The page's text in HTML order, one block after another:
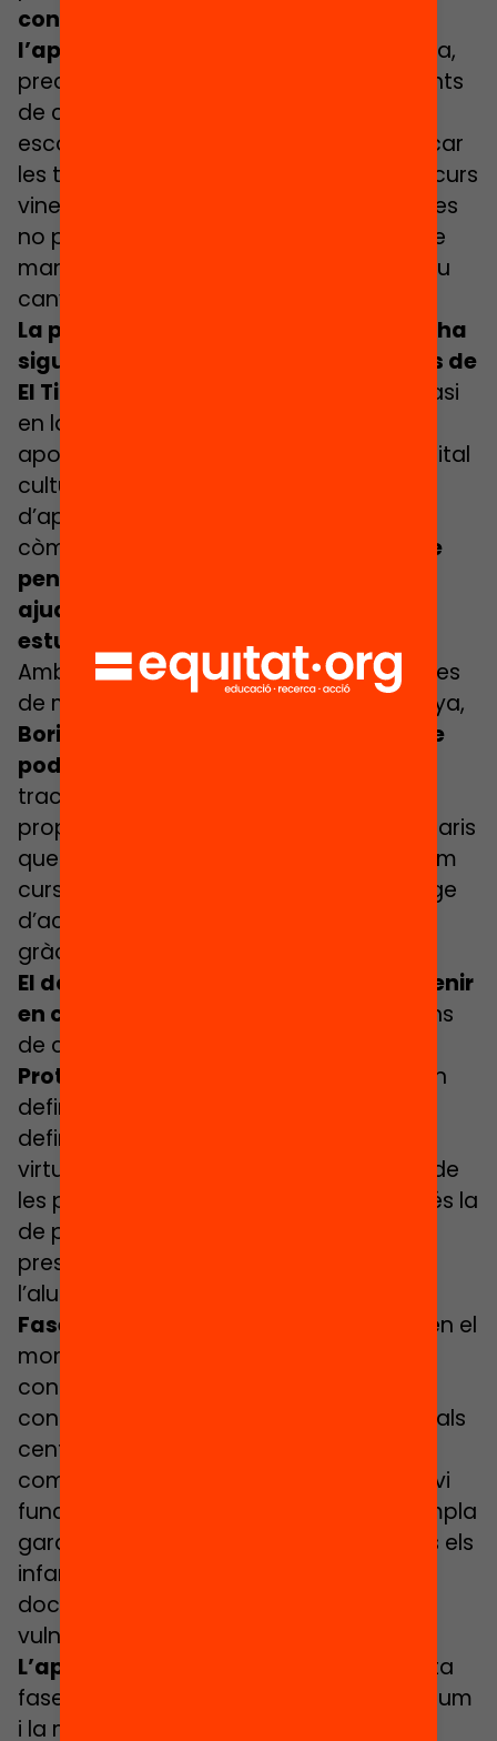
confondre la telepresència amb
l’aprenentatge en línia.
Aquest es basa,
precisament en l’asincronia i els moments
de connexió digital han de servir per
escoltar molt, donar feedback i simplificar
les tasques. Ros proposava, de cara al curs
vinent, pensar en seqüències didàctiques
no presencials i més personalitzables de
manera que es puguin adaptar a un nou
canvi sobtat de modalitat.
La personalització de l’aprenentatge ha
sigut també un aspecte clau en el cas de
El Til·ler.
La seva directora posava èmfasi
en la necessitat de poder-ho fer per
apoderar les famílies segons el seu capital
cultural i poder buscar altres entorns
d’aprenentatge que els faci sentir
còmodes.
«Cap nen pot quedar enrere
pensant que la seva família no el pot
ajudar perquè no en sap d’allò que
estudia» insistia.
Amb totes aquestes idees i la de desenes
de mestres de centres de tota Catalunya,
Boris Mir ha elaborat el document que
podeu consultar en
tracta d’un document marc, que recull
propostes orientades a diferents escenaris
que ens podem trobar a partir del pròxim
curs. Fa referència només a aquell marge
d’actuació que tenen escoles i instituts
gràcies a la seva autonomia de centre.
El document recull quatre estadis a tenir
en compte
a l’hora de preparar els plans
de contingència:
Protocol d’actuació previ:
es tracta, en
definitiva, d’anticipar-nos a la situació i
definir amb temps com serà el pas a la
virtualitat en cas de ser necessari. Una de
les propostes concretes que s’hi recull és la
de practicar la modalitat virtual en
presencialitat, és a dir, fer-ho amb
l’alumnat a l’aula.
Fase de contingència:
es desplegarà en el
moment que es faci efectiu un nou
confinament. Apresa la lliçó del primer
confinament, el primer que es proposa als
centres és assegurar que els canals de
comunicació establerts al protocol previ
funcionen. Aquesta fase també contempla
garantir les condicions d’accés per tots els
infants i joves, assegurar la cura dels
docents i el seguiment de NEE i
vulnerabilitat social.
L’aprenentatge a distància:
En aquesta
fase s’ha fet especial esment al currículum
i la metodologia, al suport de